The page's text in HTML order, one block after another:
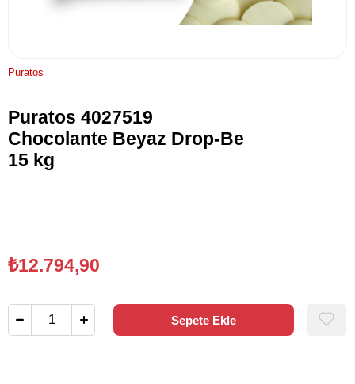
Puratos
Puratos 4027519
Chocolante Beyaz Drop-Be
15 kg
₺12.794,90